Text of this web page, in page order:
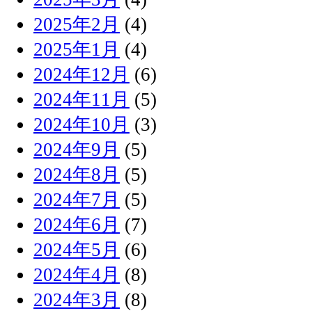
2025年2月 (4)
2025年1月 (4)
2024年12月 (6)
2024年11月 (5)
2024年10月 (3)
2024年9月 (5)
2024年8月 (5)
2024年7月 (5)
2024年6月 (7)
2024年5月 (6)
2024年4月 (8)
2024年3月 (8)